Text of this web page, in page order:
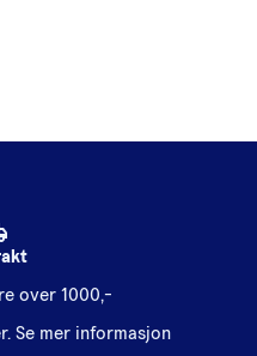
over 1000,-
Se mer informasjon